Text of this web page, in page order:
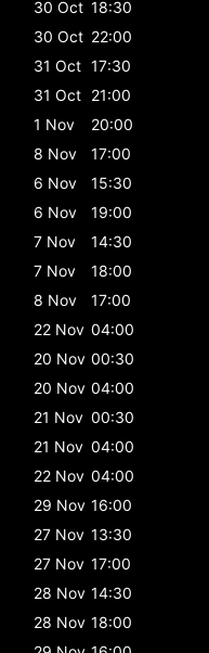
30 Oct 18:30
30 Oct 22:00
31 Oct 17:30
31 Oct 21:00
1 Nov
20:00
8 Nov
17:00
6 Nov
15:30
6 Nov
19:00
7 Nov
14:30
7 Nov
18:00
8 Nov
17:00
22 Nov 04:00
20 Nov 00:30
20 Nov 04:00
21 Nov 00:30
21 Nov 04:00
22 Nov 04:00
29 Nov 16:00
27 Nov 13:30
27 Nov 17:00
28 Nov 14:30
28 Nov 18:00